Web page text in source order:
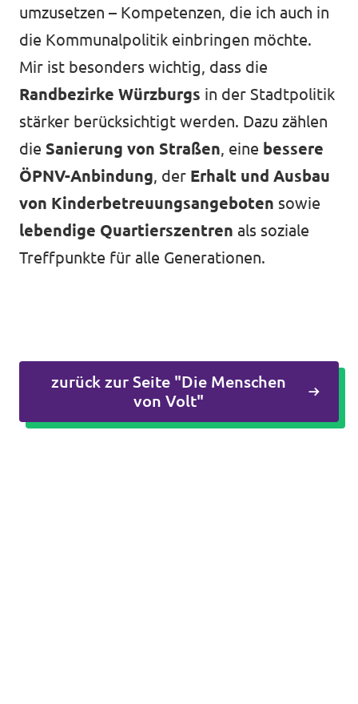
umzusetzen – Kompetenzen, die ich auch in
die Kommunalpolitik einbringen möchte.
Mir ist besonders wichtig, dass die
Randbezirke Würzburgs in der Stadtpolitik
stärker berücksichtigt werden. Dazu zählen
die Sanierung von Straßen, eine bessere
ÖPNV-Anbindung, der Erhalt und Ausbau
von Kinderbetreuungsangeboten sowie
lebendige Quartierszentren als soziale
Treffpunkte für alle Generationen.
zurück zur Seite "Die Menschen
von Volt"